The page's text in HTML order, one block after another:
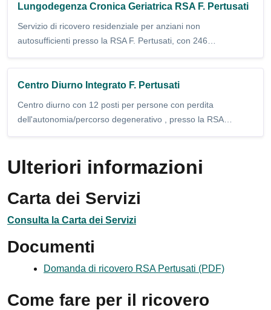
Lungodegenza Cronica Geriatrica RSA F. Pertusati
Servizio di ricovero residenziale per anziani non
autosufficienti presso la RSA F. Pertusati, con 246…
Centro Diurno Integrato F. Pertusati
Centro diurno con 12 posti per persone con perdita
dell'autonomia/percorso degenerativo , presso la RSA…
Ulteriori informazioni
Carta dei Servizi
Consulta la Carta dei Servizi
Documenti
Domanda di ricovero RSA Pertusati (PDF)
Come fare per il ricovero